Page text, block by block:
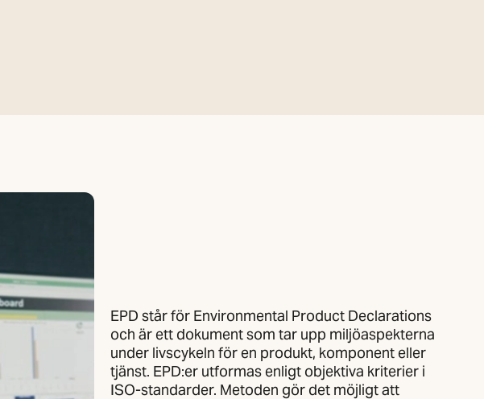
EPD står för Environmental Product Declarations
och är ett dokument som tar upp miljöaspekterna
under livscykeln för en produkt, komponent eller
tjänst. EPD:er utformas enligt objektiva kriterier i
ISO-standarder. Metoden gör det möjligt att